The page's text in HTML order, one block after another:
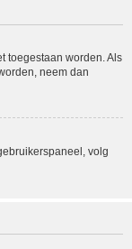
toegestaan worden. Als
neem dan
volg